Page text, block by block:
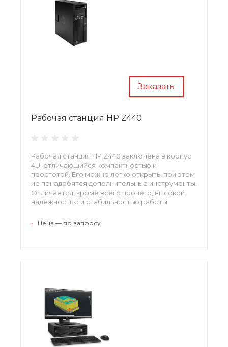
Заказать
Рабочая станция HP Z440
Рабочая станция HP Z440 заключена в корпус
4U, отличающийся компактностью и
простотой. Его можно легко открыть, при этом
не понадобятся дополнительные инструменты.
Отличается, кроме всего прочего, высокой
надежностью и стабильностью работы
• Цена — по запросу